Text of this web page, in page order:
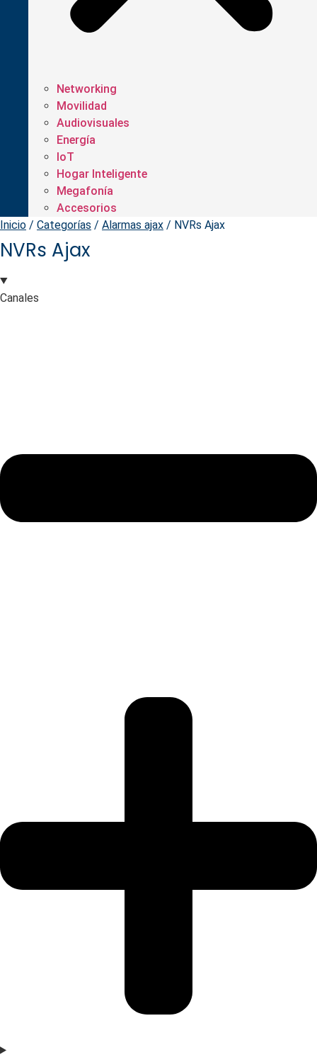
Networking
Movilidad
Audiovisuales
Energía
IoT
Hogar Inteligente
Megafonía
Accesorios
Inicio / Categorías / Alarmas ajax / NVRs Ajax
NVRs Ajax
Canales